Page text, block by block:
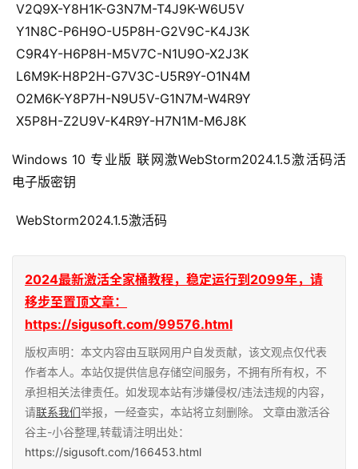
V2Q9X-Y8H1K-G3N7M-T4J9K-W6U5V
Y1N8C-P6H9O-U5P8H-G2V9C-K4J3K
C9R4Y-H6P8H-M5V7C-N1U9O-X2J3K
L6M9K-H8P2H-G7V3C-U5R9Y-O1N4M
O2M6K-Y8P7H-N9U5V-G1N7M-W4R9Y
X5P8H-Z2U9V-K4R9Y-H7N1M-M6J8K
Windows 10 专业版 联网激WebStorm2024.1.5激活码活
电子版密钥
WebStorm2024.1.5激活码
2024最新激活全家桶教程，稳定运行到2099年，请
移步至置顶文章：
https://sigusoft.com/99576.html
版权声明：本文内容由互联网用户自发贡献，该文观点仅代表
作者本人。本站仅提供信息存储空间服务，不拥有所有权，不
承担相关法律责任。如发现本站有涉嫌侵权/违法违规的内容，
请联系我们举报，一经查实，本站将立刻删除。 文章由激活谷
谷主-小谷整理,转载请注明出处：
https://sigusoft.com/166453.html